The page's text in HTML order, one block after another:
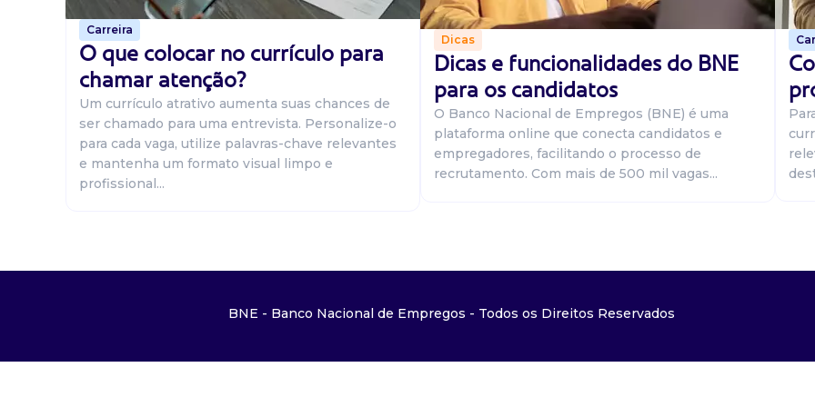
Carreira
O que colocar no currículo para
chamar atenção?
Um currículo atrativo aumenta suas chances de
ser chamado para uma entrevista. Personalize-o
para cada vaga, utilize palavras-chave relevantes
e mantenha um formato visual limpo e
profissional...
Dicas
Dicas e funcionalidades do BNE
para os candidatos
O Banco Nacional de Empregos (BNE) é uma
plataforma online que conecta candidatos e
empregadores, facilitando o processo de
recrutamento. Com mais de 500 mil vagas...
BNE - Banco Nacional de Empregos - Todos os Direitos Reservados